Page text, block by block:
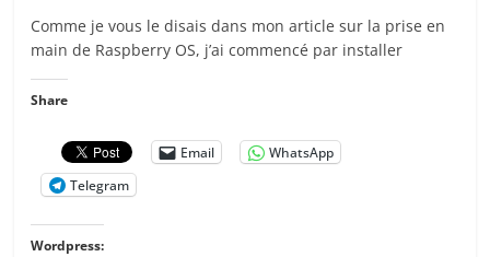
Comme je vous le disais dans mon article sur la prise en
main de Raspberry OS, j’ai commencé par installer
Share
Email
WhatsApp
Telegram
Wordpress: